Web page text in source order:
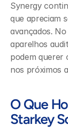
Synergy
que apreciam
avançados.
aparelhos
podem querer
nos próximos
O Que
Starkey